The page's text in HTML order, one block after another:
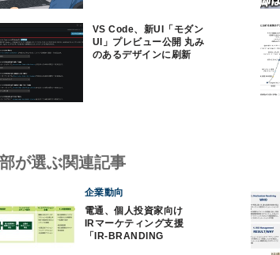
VS Code、新UI「モダン
UI」プレビュー公開 丸み
のあるデザインに刷新
が選ぶ関連記事
企業動向
電通、個人投資家向け
IRマーケティング支援
「IR-BRANDING